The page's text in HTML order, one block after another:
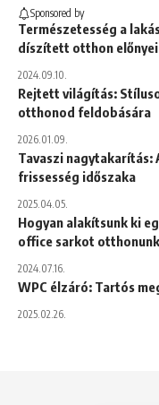
Sponsored by
Természetesség a
díszített otthon
2024.09.10.
Rejtett világítás:
otthonod feldobására
2026.01.09.
Tavaszi nagytakarítás:
frissesség időszaka
2025.04.05.
Hogyan alakítsunk ki
office sarkot
2024.07.16.
WPC élzáró: Tartós
2025.02.26.